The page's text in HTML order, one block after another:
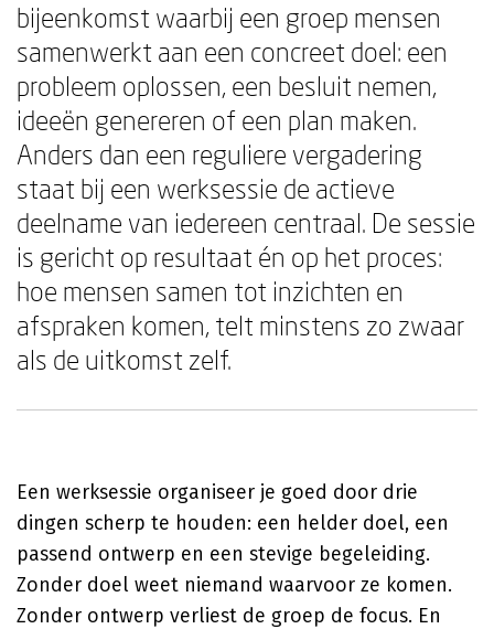
bijeenkomst waarbij een groep mensen
samenwerkt aan een concreet doel: een
probleem oplossen, een besluit nemen,
ideeën genereren of een plan maken.
Anders dan een reguliere vergadering
staat bij een werksessie de actieve
deelname van iedereen centraal. De sessie
is gericht op resultaat én op het proces:
hoe mensen samen tot inzichten en
afspraken komen, telt minstens zo zwaar
als de uitkomst zelf.
Een werksessie organiseer je goed door drie
dingen scherp te houden: een helder doel, een
passend ontwerp en een stevige begeleiding.
Zonder doel weet niemand waarvoor ze komen.
Zonder ontwerp verliest de groep de focus. En